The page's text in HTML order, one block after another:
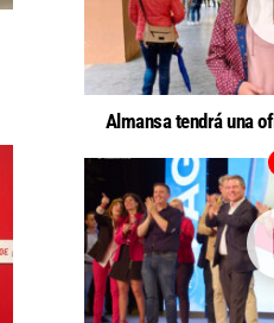
Almansa tendrá una